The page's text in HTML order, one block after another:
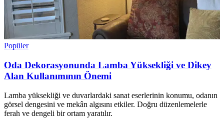
Popüler
Oda Dekorasyonunda Lamba Yüksekliği ve Dikey
Alan Kullanımının Önemi
Lamba yüksekliği ve duvarlardaki sanat eserlerinin konumu, odanın
görsel dengesini ve mekân algısını etkiler. Doğru düzenlemelerle
ferah ve dengeli bir ortam yaratılır.